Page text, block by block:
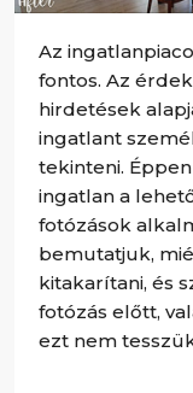
Az
fontos. Az
hirdetések
ingatlant
tekinteni.
ingatlan a
fotózások
bemutatjuk,
kitakarítani, és
fotózás előtt,
ezt nem